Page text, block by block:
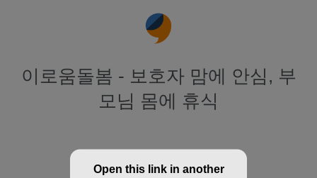
이로움돌봄 - 보호자 맘에 안심, 부
모님 몸에 휴식